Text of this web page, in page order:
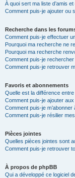
À quoi sert ma liste d’amis et
Comment puis-je ajouter ou
Recherche dans les
Comment puis-je effectuer
Pourquoi ma recherche ne
Pourquoi ma recherche
Comment puis-je
Comment puis-je retrouver
Favoris et abonnements
Quelle est la différence
Comment puis-je ajouter
Comment puis-je
Comment puis-je résilier
Pièces jointes
Quelles pièces jointes sont
Comment puis-je retrouver
À propos de phpBB
Qui a développé ce logiciel